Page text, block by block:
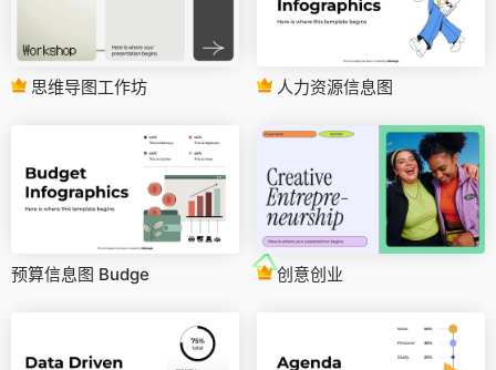
思维导图工作坊 人力资源信息图
预算信息图 Budge 创意创业